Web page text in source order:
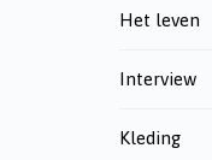
Het leven
Interview
Kleding